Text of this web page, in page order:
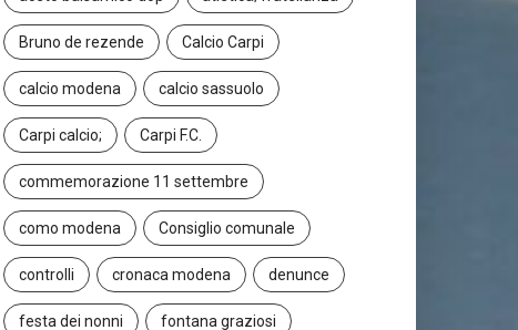
Bruno de rezende Calcio Carpi
calcio modena calcio sassuolo
Carpi calcio; Carpi F.C.
commemorazione 11 settembre
como modena Consiglio comunale
controlli cronaca modena denunce
festa dei nonni fontana graziosi